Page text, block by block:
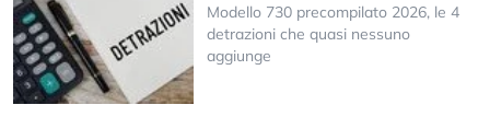
Modello 730 precompilato 2026, le 4
detrazioni che quasi nessuno
aggiunge